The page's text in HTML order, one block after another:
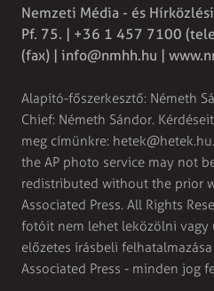
Nemzeti Média - és
Pf. 75. | +36 1 457 7100
(fax) | info@nmhh.hu |
Alapító-főszerkesztő: Németh
Chief: Németh Sándor.
meg címünkre: hetek@hetek.hu
the AP photo service may not
redistributed without the prior
Associated Press. All Rights
fotóit nem lehet leközölni vagy
előzetes írásbeli
Associated Press - minden jog